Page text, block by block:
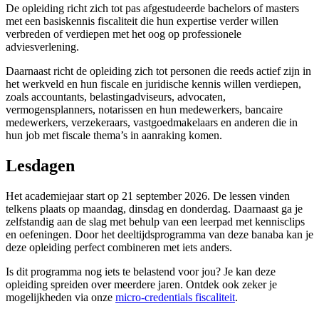
De opleiding richt zich tot pas afgestudeerde bachelors of masters
met een basiskennis fiscaliteit die hun expertise verder willen
verbreden of verdiepen met het oog op professionele
adviesverlening.
Daarnaast richt de opleiding zich tot personen die reeds actief zijn in
het werkveld en hun fiscale en juridische kennis willen verdiepen,
zoals accountants, belastingadviseurs, advocaten,
vermogensplanners, notarissen en hun medewerkers, bancaire
medewerkers, verzekeraars, vastgoedmakelaars en anderen die in
hun job met fiscale thema’s in aanraking komen.
Lesdagen
Het academiejaar start op 21 september 2026. De lessen vinden
telkens plaats op maandag, dinsdag en donderdag. Daarnaast ga je
zelfstandig aan de slag met behulp van een leerpad met kennisclips
en oefeningen. Door het deeltijdsprogramma van deze banaba kan je
deze opleiding perfect combineren met iets anders.
Is dit programma nog iets te belastend voor jou? Je kan deze
opleiding spreiden over meerdere jaren. Ontdek ook zeker je
mogelijkheden via onze micro-credentials fiscaliteit.